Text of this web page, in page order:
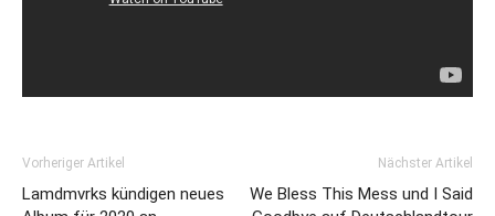
Vorheriger Artikel
Lamdmvrks kündigen neues
Nächster Artikel
We Bless This Mess und I Said